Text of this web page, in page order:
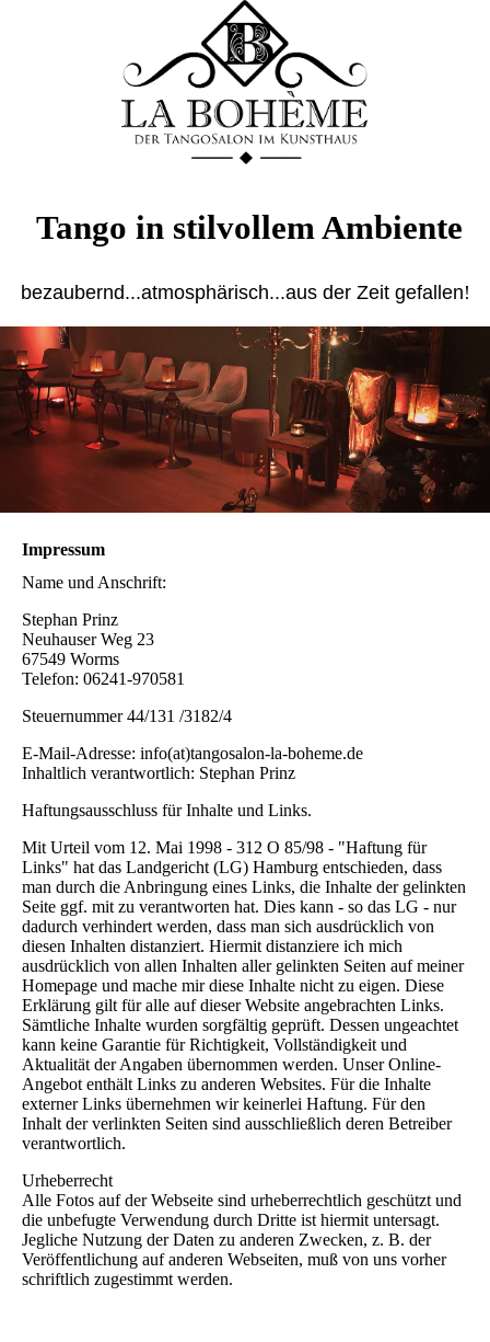
Tango in stilvollem Ambiente
bezaubernd...atmosphärisch...aus der Zeit gefallen!
Impressum
Name und Anschrift:
Stephan Prinz
Neuhauser Weg 23
67549 Worms
Telefon: 06241-970581
Steuernummer 44/131 /3182/4
E-Mail-Adresse: info(at)tangosalon-la-boheme.de
Inhaltlich verantwortlich: Stephan Prinz
Haftungsausschluss für Inhalte und Links.
Mit Urteil vom 12. Mai 1998 - 312 O 85/98 - "Haftung für
Links" hat das Landgericht (LG) Hamburg entschieden, dass
man durch die Anbringung eines Links, die Inhalte der gelinkten
Seite ggf. mit zu verantworten hat. Dies kann - so das LG - nur
dadurch verhindert werden, dass man sich ausdrücklich von
diesen Inhalten distanziert. Hiermit distanziere ich mich
ausdrücklich von allen Inhalten aller gelinkten Seiten auf meiner
Homepage und mache mir diese Inhalte nicht zu eigen. Diese
Erklärung gilt für alle auf dieser Website angebrachten Links.
Sämtliche Inhalte wurden sorgfältig geprüft. Dessen ungeachtet
kann keine Garantie für Richtigkeit, Vollständigkeit und
Aktualität der Angaben übernommen werden. Unser Online-
Angebot enthält Links zu anderen Websites. Für die Inhalte
externer Links übernehmen wir keinerlei Haftung. Für den
Inhalt der verlinkten Seiten sind ausschließlich deren Betreiber
verantwortlich.
Urheberrecht
Alle Fotos auf der Webseite sind urheberrechtlich geschützt und
die unbefugte Verwendung durch Dritte ist hiermit untersagt.
Jegliche Nutzung der Daten zu anderen Zwecken, z. B. der
Veröffentlichung auf anderen Webseiten, muß von uns vorher
schriftlich zugestimmt werden.